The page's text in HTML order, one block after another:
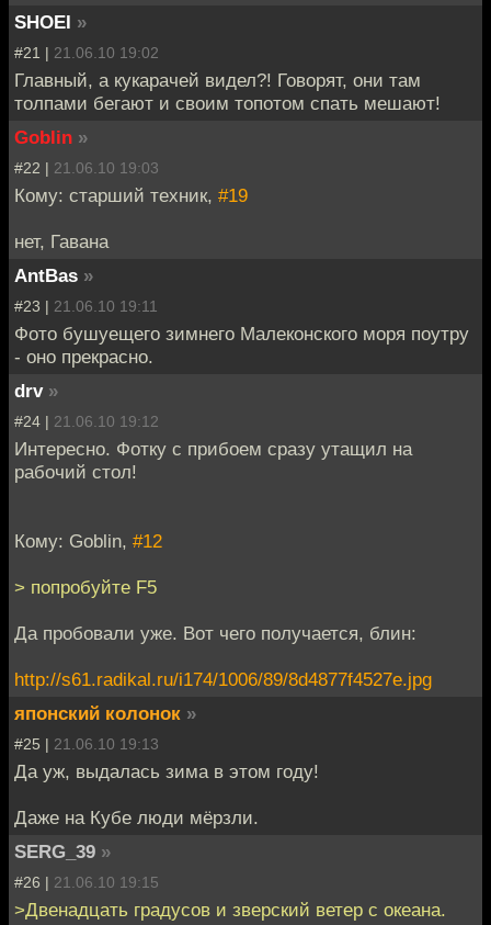
SHOEI »
#21 | 21.06.10 19:02
Главный, а кукарачей видел?! Говорят, они там
толпами бегают и своим топотом спать мешают!
Goblin »
#22 | 21.06.10 19:03
Кому: старший техник, #19
нет, Гавана
AntBas »
#23 | 21.06.10 19:11
Фото бушуещего зимнего Малеконского моря поутру
- оно прекрасно.
drv »
#24 | 21.06.10 19:12
Интересно. Фотку с прибоем сразу утащил на
рабочий стол!
Кому: Goblin, #12
> попробуйте F5
Да пробовали уже. Вот чего получается, блин:
http://s61.radikal.ru/i174/1006/89/8d4877f4527e.jpg
японский колонок »
#25 | 21.06.10 19:13
Да уж, выдалась зима в этом году!
Даже на Кубе люди мёрзли.
SERG_39 »
#26 | 21.06.10 19:15
>Двенадцать градусов и зверский ветер с океана.